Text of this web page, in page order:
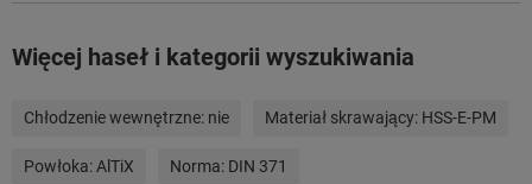
Więcej haseł i kategorii wyszukiwania
Chłodzenie wewnętrzne: nie Materiał skrawający: HSS-E-PM
Powłoka: AlTiX Norma: DIN 371